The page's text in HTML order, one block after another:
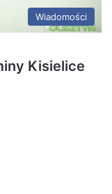
Wiadomości
Kisielice